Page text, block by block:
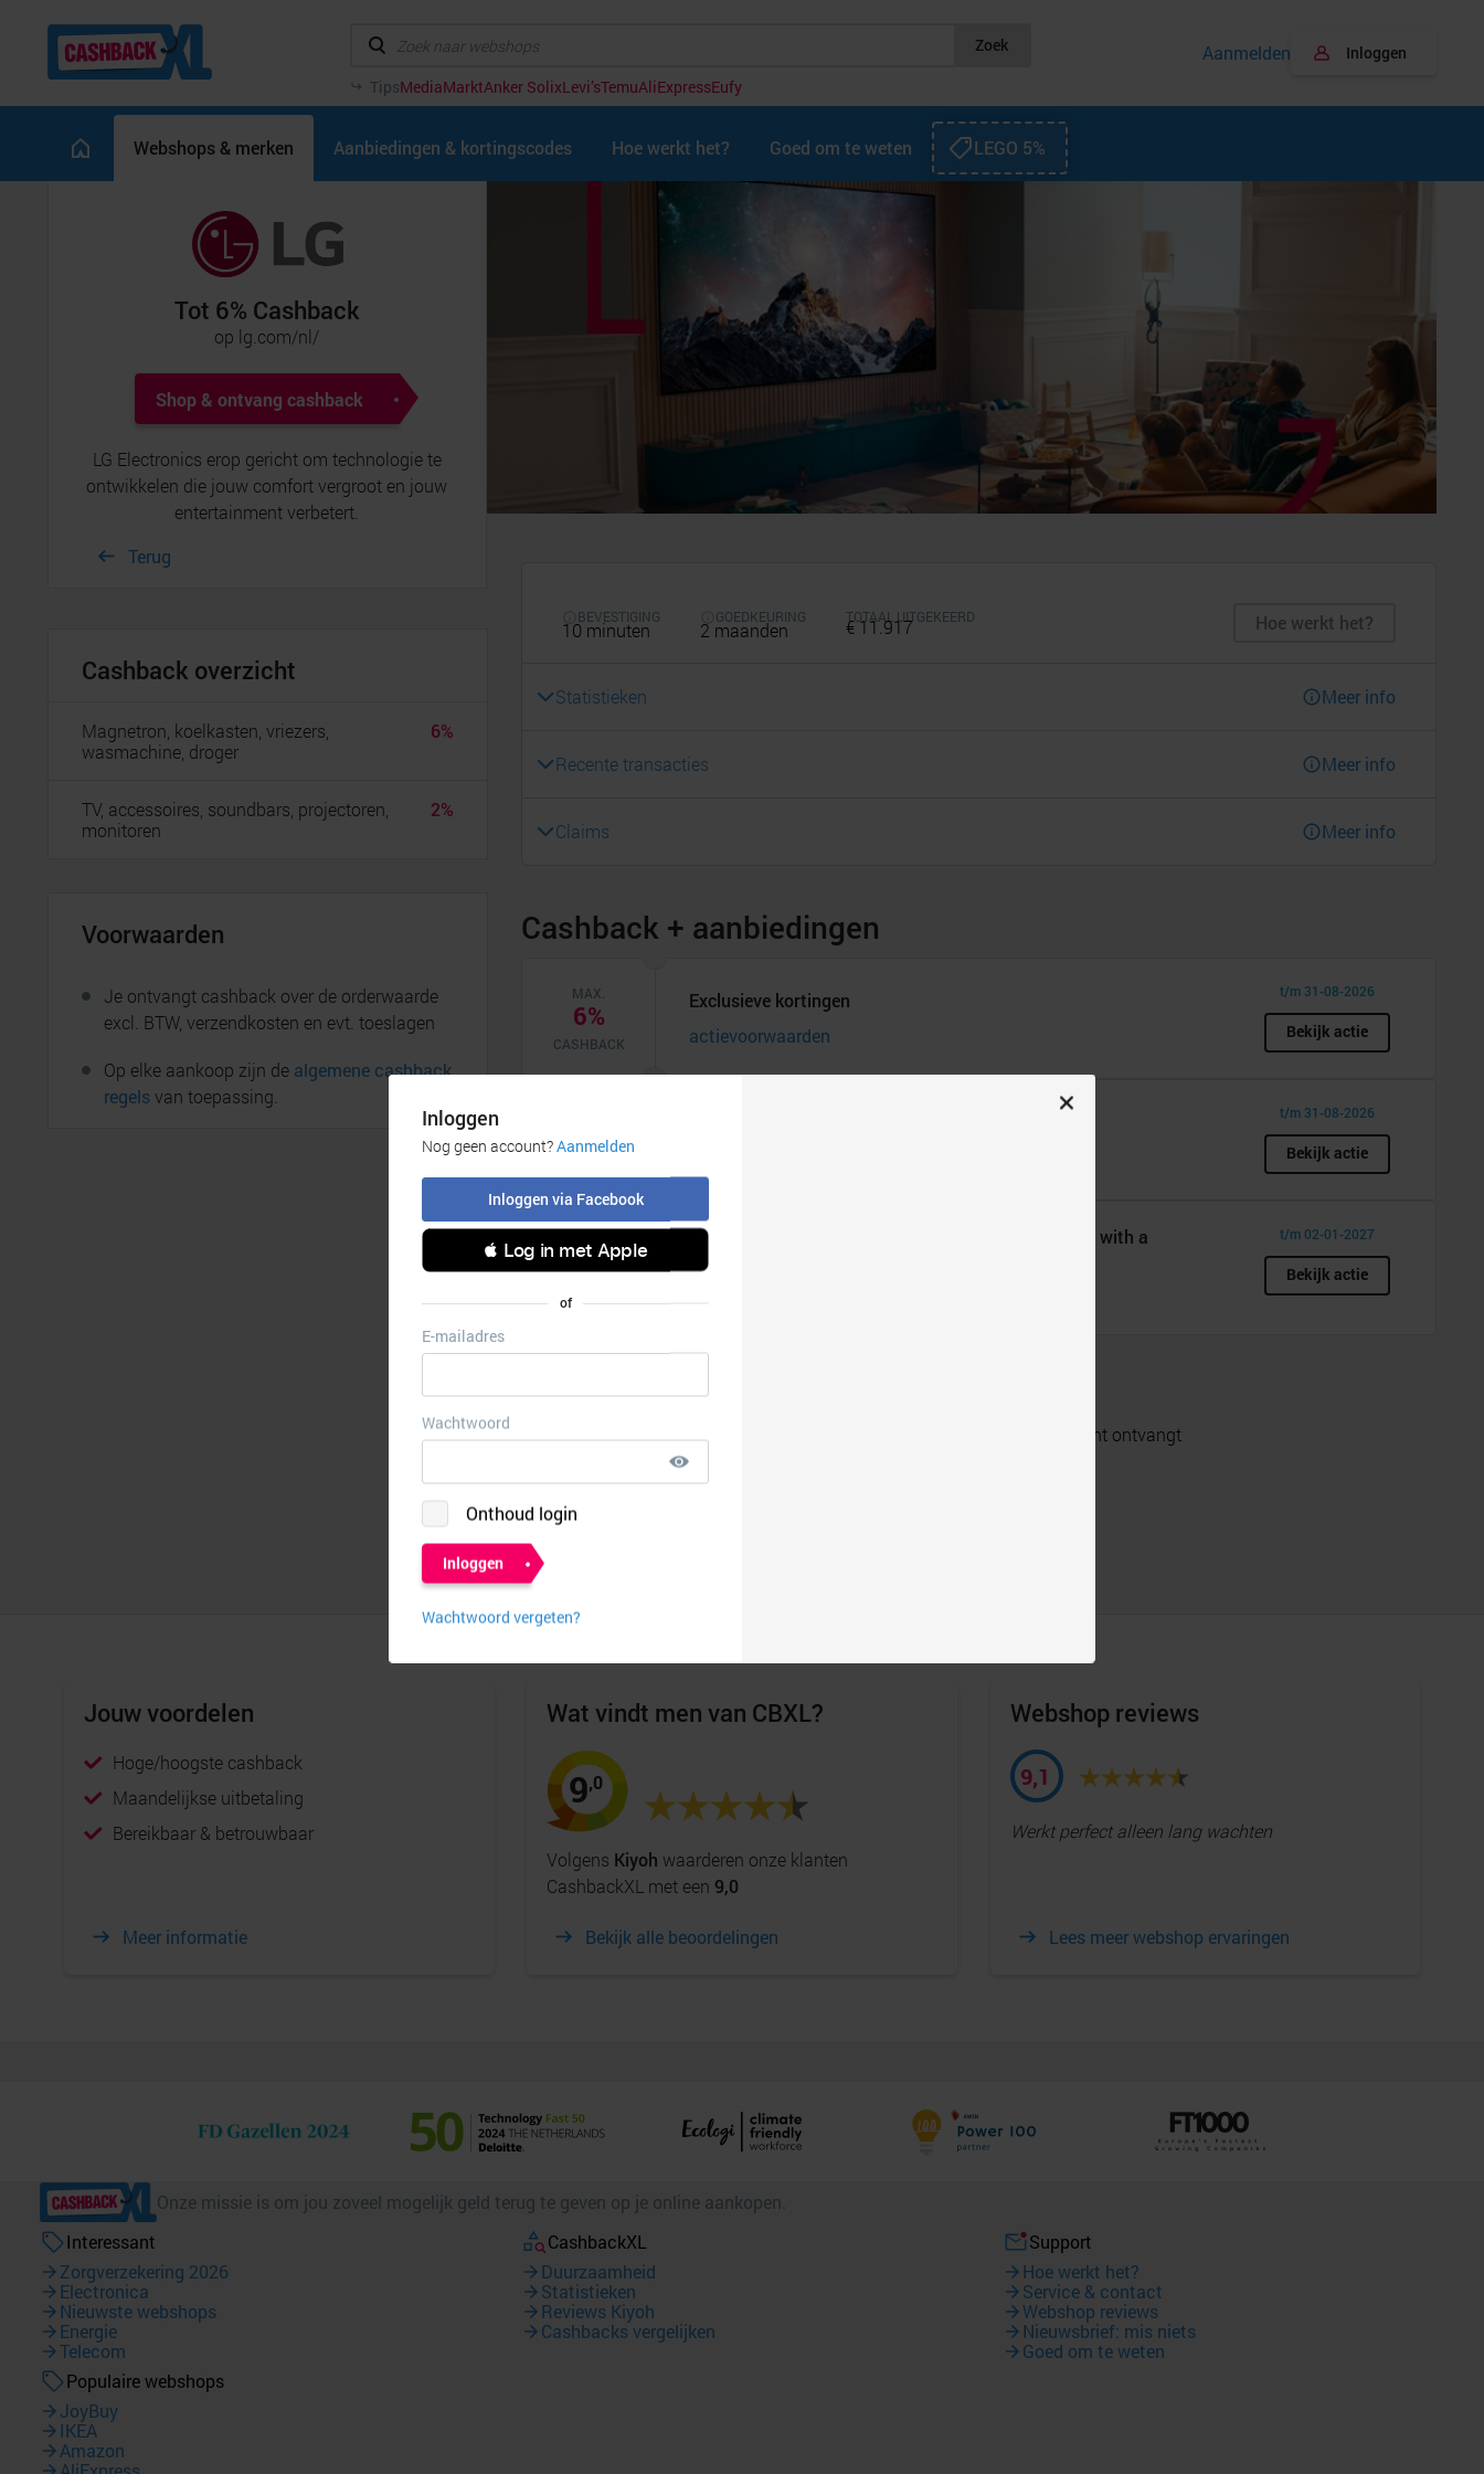
Zoek
TipsMediaMarktAnker SolixLevi’sTemuAliExpressEufy
Aanmelden Inloggen
Webshops & merken Aanbiedingen & kortingscodes Hoe werkt het? Goed om te weten LEGO 5%
Tot 6% Cashback
op lg.com/nl/
Shop & ontvang cashback
LG Electronics erop gericht om technologie te
ontwikkelen die jouw comfort vergroot en jouw
entertainment verbetert.
Terug
BEVESTIGING
10 minuten
GOEDKEURING
2 maanden
TOTAAL UITGEKEERD
€ 11.917 Hoe werkt het?
Statistieken Meer info
Recente transacties Meer info
Claims Meer info
Cashback + aanbiedingen
MAX.
6%
CASHBACK
Exclusieve kortingen
actievoorwaarden
t/m 31-08-2026
Bekijk actie
6%
t/m 31-08-2026
Bekijk actie
MAX.
6%
Bring the cinema to your home: get a free soundbar with a
TV.
t/m 02-01-2027
Bekijk actie
om te zorgen dat je de cashback ook echt ontvangt
Vul jouw winkelmandje pas nadat je via onze site hebt doorgeklikt
Check dat jouw browser alle cookies accepteert
Cashback overzicht
6%
Magnetron, koelkasten, vriezers,
wasmachine, droger
2%
TV, accessoires, soundbars, projectoren,
monitoren
Voorwaarden
Je ontvangt cashback over de orderwaarde
excl. BTW, verzendkosten en evt. toeslagen
Op elke aankoop zijn de algemene cashback
regelsvan toepassing.
Jouw voordelen
Hoge/hoogste cashback
Maandelijkse uitbetaling
Bereikbaar & betrouwbaar
Meer informatie
Wat vindt men van CBXL?
9,0
Volgens Kiyoh waarderen onze klanten
CashbackXL met een 9,0
Bekijk alle beoordelingen
Webshop reviews
9,1
Werkt perfect alleen lang wachten
Lees meer webshop ervaringen
Onze missie is om jou zoveel mogelijk geld terug te geven op je online aankopen.
Interessant
Zorgverzekering 2026
Electronica
Nieuwste webshops
Energie
Telecom
CashbackXL
Duurzaamheid
Statistieken
Reviews Kiyoh
Cashbacks vergelijken
Support
Hoe werkt het?
Service & contact
Webshop reviews
Nieuwsbrief: mis niets
Goed om te weten
Populaire webshops
JoyBuy
IKEA
Amazon